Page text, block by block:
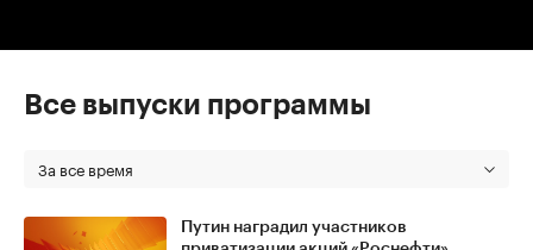
Все выпуски программы
За все время
Путин наградил участников